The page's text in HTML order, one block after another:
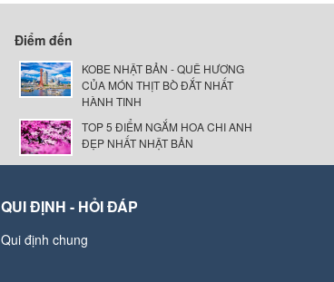
Điểm đến
KOBE NHẬT BẢN - QUÊ HƯƠNG
CỦA MÓN THỊT BÒ ĐẮT NHẤT
HÀNH TINH
TOP 5 ĐIỂM NGẮM HOA CHI ANH
ĐẸP NHẤT NHẬT BẢN
QUI ĐỊNH - HỎI ĐÁP
Qui định chung